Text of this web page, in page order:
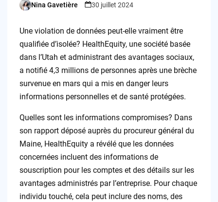
Posted
Nina Gavetière 30 juillet 2024
Une violation de données peut-elle vraiment être
qualifiée d’isolée? HealthEquity, une société basée
dans l’Utah et administrant des avantages sociaux,
a notifié 4,3 millions de personnes après une brèche
survenue en mars qui a mis en danger leurs
informations personnelles et de santé protégées.
Quelles sont les informations compromises? Dans
son rapport déposé auprès du procureur général du
Maine, HealthEquity a révélé que les données
concernées incluent des informations de
souscription pour les comptes et des détails sur les
avantages administrés par l’entreprise. Pour chaque
individu touché, cela peut inclure des noms, des